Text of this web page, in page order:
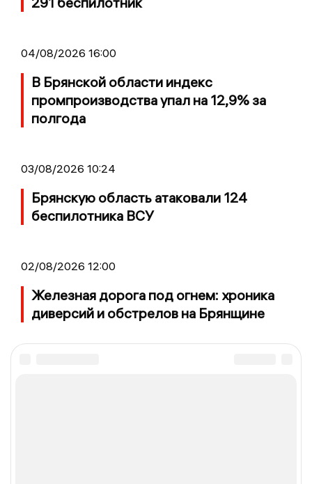
04/08/2026 16:00
В Брянской области индекс
промпроизводства упал на 12,9% за
полгода
03/08/2026 10:24
Брянскую область атаковали 124
беспилотника ВСУ
02/08/2026 12:00
Железная дорога под огнем: хроника
диверсий и обстрелов на Брянщине